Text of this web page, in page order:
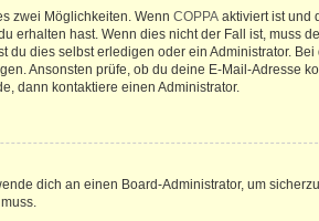
zwei Möglichkeiten. Wenn COPPA aktiviert ist und
erhalten hast. Wenn dies nicht der Fall ist, muss
dies selbst erledigen oder ein Administrator. Bei
Ansonsten prüfe, ob du deine E-Mail-Adresse
dann kontaktiere einen Administrator.
dich an einen Board-Administrator, um